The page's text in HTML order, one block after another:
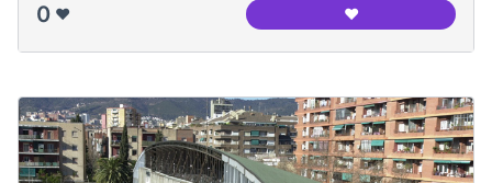
0 ❤️ ❤️Canòdrom en